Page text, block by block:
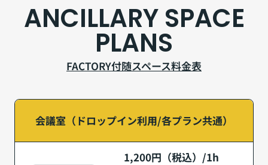
ANCILLARY SPACE
PLANS
FACTORY付随スペース料金表
会議室（ドロップイン利用/各プラン共通）
1,200円（税込）/1h